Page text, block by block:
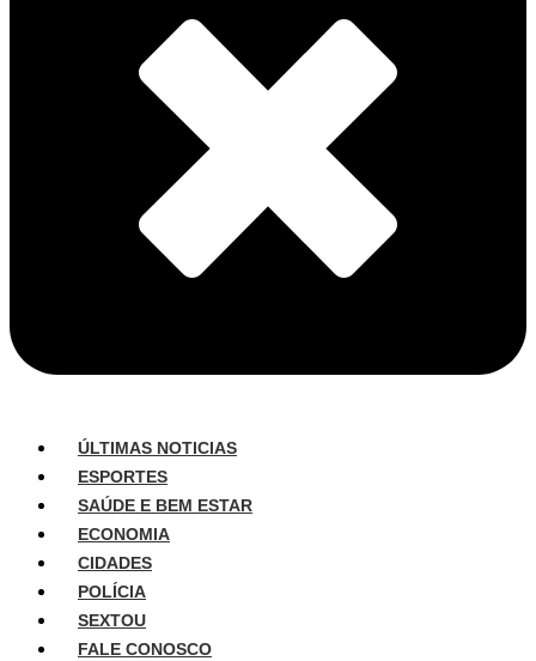
ÚLTIMAS NOTICIAS
ESPORTES
SAÚDE E BEM ESTAR
ECONOMIA
CIDADES
POLÍCIA
SEXTOU
FALE CONOSCO